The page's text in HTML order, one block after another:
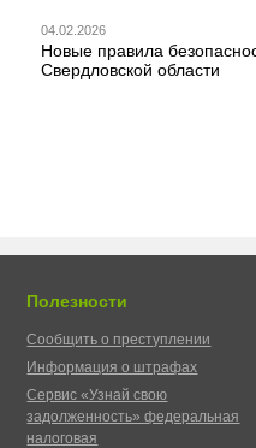
04.02.2026
Новые правила
Свердловской области
Полезности
Сообщить о преступлении
Информация о штрафах
Сервис «Узнай свою
задолженность» федеральная
налоговая